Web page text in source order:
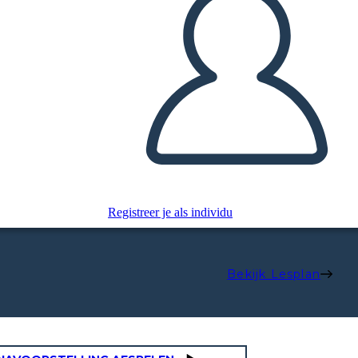
Registreer je als individu
Bekijk Lesplan